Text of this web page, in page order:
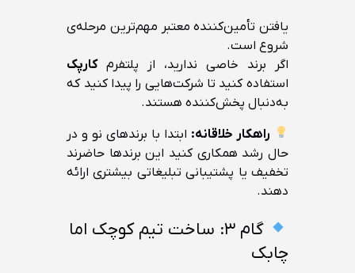
یافتن تأمین‌کننده معتبر مهم‌ترین مرحله‌ی
شروع است.
اگر برند خاصی ندارید، از پلتفرمکارپک
استفاده کنید تا شرکت‌هایی را پیدا کنید که
به‌دنبال پخش‌کننده هستند.
راهکار خلاقانه: ابتدا با برندهای نو و در
حال رشد همکاری کنید این برندها حاضرند
تخفیف یا پشتیبانی تبلیغاتی بیشتری ارائه
دهند.
گام ۳: ساخت تیم کوچک اما
چابک